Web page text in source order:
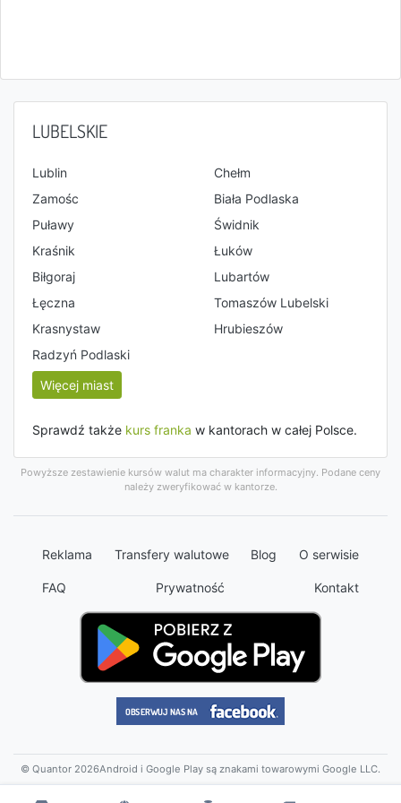
LUBELSKIE
Lublin
Chełm
Zamośc
Biała Podlaska
Puławy
Świdnik
Kraśnik
Łuków
Biłgoraj
Lubartów
Łęczna
Tomaszów Lubelski
Krasnystaw
Hrubieszów
Radzyń Podlaski
Więcej miast
Sprawdź także kurs franka w kantorach w całej Polsce.
Powyższe zestawienie kursów walut ma charakter informacyjny. Podane ceny
należy zweryfikować w kantorze.
Reklama Transfery walutowe Blog O serwisie
FAQ Prywatność Kontakt
© Quantor 2026Android i Google Play są znakami towarowymi Google LLC.